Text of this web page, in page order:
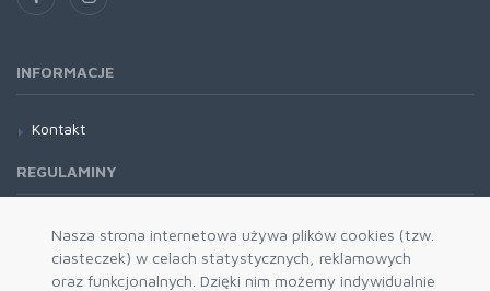
Nasza strona internetowa używa plików cookies (tzw.
ciasteczek) w celach statystycznych, reklamowych
oraz funkcjonalnych. Dzięki nim możemy indywidualnie
INFORMACJE
Kontakt
REGULAMINY
Regulamin